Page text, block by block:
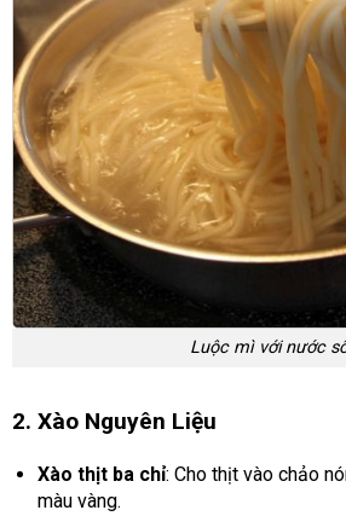
Luộc mì với nước
2. Xào Nguyên Liệu
Xào thịt ba chỉ: Cho thịt vào chảo
màu vàng.